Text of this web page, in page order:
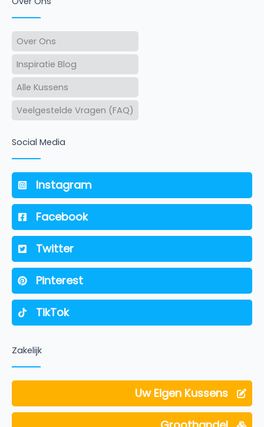
Over Ons
Inspiratie Blog
Alle Kussens
Veelgestelde Vragen (FAQ)
Social Media
Instagram
Facebook
Twitter
Pinterest
TikTok
Zakelijk
Uw Eigen Kussens